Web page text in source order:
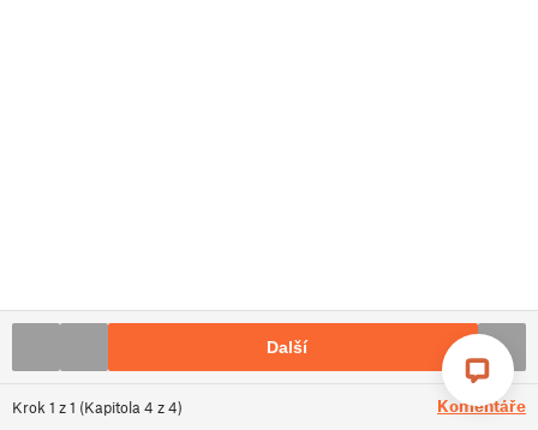
Krok 1 z1 (Kapitola 4 z4) Komentáře
Další